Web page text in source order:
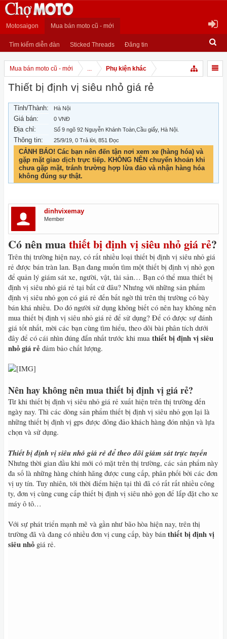
Motosaigon Mua bán moto cũ - mới
Tìm kiếm diễn đàn Sticked Threads Đăng tin
Mua bán moto cũ - mới ... Phụ kiện khác
Thiết bị định vị siêu nhỏ giá rẻ
Tỉnh/Thành: Hà Nội
Giá bán: 0 VNĐ
Địa chỉ: Số 9 ngõ 92 Nguyễn Khánh Toàn,Cầu giấy, Hà Nội.
Thông tin: 25/9/19 , 0 Trả lời, 851 Đọc
CẢNH BÁO! Các bạn nên đến tận nơi xem xe (hàng hóa) và
gặp mặt giao dịch trực tiếp. KHÔNG NÊN chuyển khoản khi
chưa gặp mặt, tránh trường hợp lừa đảo và nhận hàng hóa
không đúng sự thật.
dinhvixemay
Member
Có nên muathiết bị định vị siêu nhỏ giá rẻ?
Trên thị trường hiện nay, có rất nhiều loại thiết bị định vị siêu nhỏ giá
rẻ được bán tràn lan. Bạn đang muốn tìm một thiết bị định vị nhỏ gọn
để quản lý giám sát xe, người, vật, tài sản… Bạn có thể mua thiết bị
định vị siêu nhỏ giá rẻ tại bất cứ đâu? Nhưng với những sản phẩm
định vị siêu nhỏ gọn có giá rẻ đến bất ngờ thì trên thị trường có bày
bán khá nhiều. Do đó người sử dụng không biết có nên hay không nên
mua thiết bị định vị siêu nhỏ giá rẻ để sử dụng? Để có được sự đánh
giá tốt nhất, mời các bạn cùng tìm hiểu, theo dõi bài phân tích dưới
đây để có cái nhìn đúng đắn nhất trước khi mua thiết bị định vị siêu
nhỏ giá rẻ đảm bảo chất lượng.
Nên hay không nên mua thiết bị định vị giá rẻ?
Từ khi thiết bị định vị siêu nhỏ giá rẻ xuất hiện trên thị trường đến
ngày nay. Thì các dòng sản phẩm thiết bị định vị siêu nhỏ gọn lại là
những thiết bị định vị gps được đông đảo khách hàng đón nhận và lựa
chọn và sử dụng.
Thiết bị định vị siêu nhỏ giá rẻ để theo dõi giám sát trực tuyến
Nhưng thời gian đầu khi mới có mặt trên thị trường, các sản phẩm này
đa số là những hàng chính hãng được cung cấp, phân phối bởi các đơn
vị uy tín. Tuy nhiên, tới thời điểm hiện tại thì đã có rất rất nhiều công
ty, đơn vị cùng cung cấp thiết bị định vị siêu nhỏ gọn để lắp đặt cho xe
máy ô tô…
Với sự phát triển mạnh mẽ và gần như bão hòa hiện nay, trên thị
trường đã và đang có nhiều đơn vị cung cấp, bày bán thiết bị định vị
siêu nhỏ giá rẻ.